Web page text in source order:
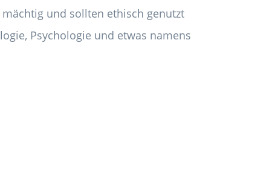
und sollten ethisch genutzt
Psychologie und etwas namens